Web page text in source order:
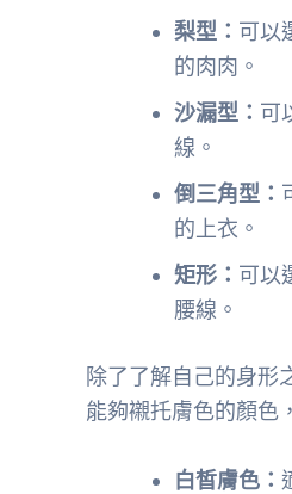
梨型： 可以
的肉肉。
沙漏型： 可
線。
倒三角型：
的上衣。
矩形： 可以
腰線。
除了了解自己的身形
能夠襯托膚色的顏色
白皙膚色：